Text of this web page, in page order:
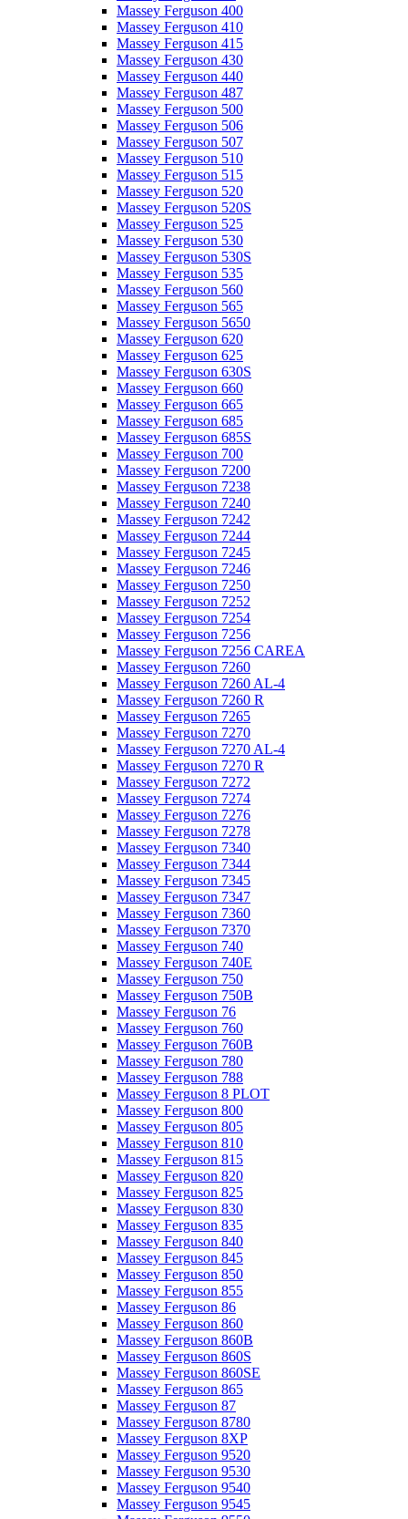
Massey Ferguson 400
Massey Ferguson 410
Massey Ferguson 415
Massey Ferguson 430
Massey Ferguson 440
Massey Ferguson 487
Massey Ferguson 500
Massey Ferguson 506
Massey Ferguson 507
Massey Ferguson 510
Massey Ferguson 515
Massey Ferguson 520
Massey Ferguson 520S
Massey Ferguson 525
Massey Ferguson 530
Massey Ferguson 530S
Massey Ferguson 535
Massey Ferguson 560
Massey Ferguson 565
Massey Ferguson 5650
Massey Ferguson 620
Massey Ferguson 625
Massey Ferguson 630S
Massey Ferguson 660
Massey Ferguson 665
Massey Ferguson 685
Massey Ferguson 685S
Massey Ferguson 700
Massey Ferguson 7200
Massey Ferguson 7238
Massey Ferguson 7240
Massey Ferguson 7242
Massey Ferguson 7244
Massey Ferguson 7245
Massey Ferguson 7246
Massey Ferguson 7250
Massey Ferguson 7252
Massey Ferguson 7254
Massey Ferguson 7256
Massey Ferguson 7256 CAREA
Massey Ferguson 7260
Massey Ferguson 7260 AL-4
Massey Ferguson 7260 R
Massey Ferguson 7265
Massey Ferguson 7270
Massey Ferguson 7270 AL-4
Massey Ferguson 7270 R
Massey Ferguson 7272
Massey Ferguson 7274
Massey Ferguson 7276
Massey Ferguson 7278
Massey Ferguson 7340
Massey Ferguson 7344
Massey Ferguson 7345
Massey Ferguson 7347
Massey Ferguson 7360
Massey Ferguson 7370
Massey Ferguson 740
Massey Ferguson 740E
Massey Ferguson 750
Massey Ferguson 750B
Massey Ferguson 76
Massey Ferguson 760
Massey Ferguson 760B
Massey Ferguson 780
Massey Ferguson 788
Massey Ferguson 8 PLOT
Massey Ferguson 800
Massey Ferguson 805
Massey Ferguson 810
Massey Ferguson 815
Massey Ferguson 820
Massey Ferguson 825
Massey Ferguson 830
Massey Ferguson 835
Massey Ferguson 840
Massey Ferguson 845
Massey Ferguson 850
Massey Ferguson 855
Massey Ferguson 86
Massey Ferguson 860
Massey Ferguson 860B
Massey Ferguson 860S
Massey Ferguson 860SE
Massey Ferguson 865
Massey Ferguson 87
Massey Ferguson 8780
Massey Ferguson 8XP
Massey Ferguson 9520
Massey Ferguson 9530
Massey Ferguson 9540
Massey Ferguson 9545